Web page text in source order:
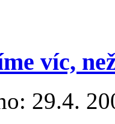
víc,
29.4.